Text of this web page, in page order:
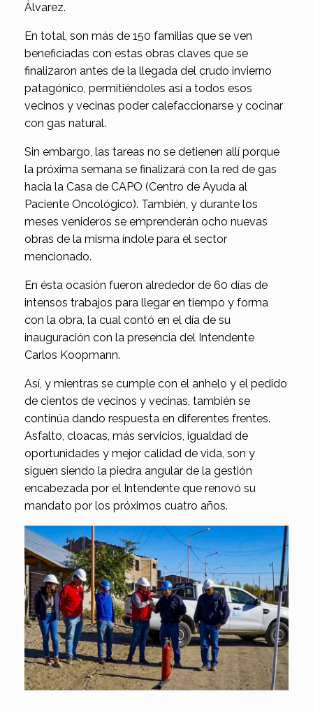
Álvarez.
En total, son más de 150 familias que se ven
beneficiadas con estas obras claves que se
finalizaron antes de la llegada del crudo invierno
patagónico, permitiéndoles así a todos esos
vecinos y vecinas poder calefaccionarse y cocinar
con gas natural.
Sin embargo, las tareas no se detienen allí porque
la próxima semana se finalizará con la red de gas
hacia la Casa de CAPO (Centro de Ayuda al
Paciente Oncológico). También, y durante los
meses venideros se emprenderán ocho nuevas
obras de la misma índole para el sector
mencionado.
En ésta ocasión fueron alrededor de 60 días de
intensos trabajos para llegar en tiempo y forma
con la obra, la cual contó en el día de su
inauguración con la presencia del Intendente
Carlos Koopmann.
Así, y mientras se cumple con el anhelo y el pedido
de cientos de vecinos y vecinas, también se
continúa dando respuesta en diferentes frentes.
Asfalto, cloacas, más servicios, igualdad de
oportunidades y mejor calidad de vida, son y
siguen siendo la piedra angular de la gestión
encabezada por el Intendente que renovó su
mandato por los próximos cuatro años.